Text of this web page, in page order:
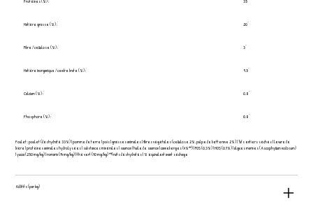
Protéines (%) : 35
Matière grasse (%) : 20
Fibre / cellulose (%) : 3
Matière inorganique / cendre brute (%) : 9.5
Calcium (%) : 0.8
Phosphore (%) : 0.8
Poulet : poulet (déshydraté 33%) | pomme de terre | pois | graisses animales | fibres végétales (cellulose 2%, pulpe de betterave 2%) | ?ufs entiers séchés | levure de
bière | protéines animales hydrolysées | substances minérales | saumon | huile de saumon | canneberges (4%**) | FOS (0,3%) | MOS (0,1%) | algues marines (Ascophyllum nodosum)
| yucca (250 mg/kg) | romarin (14 mg/kg) | thé vert (10 mg/kg) **fruits déshydratés | % équivalent avant séchage
Additifs (par kg)